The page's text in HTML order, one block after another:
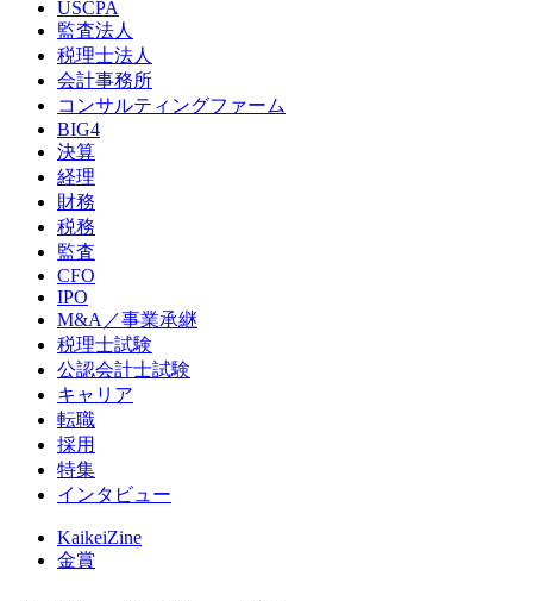
USCPA
監査法人
税理士法人
会計事務所
コンサルティングファーム
BIG4
決算
経理
財務
税務
監査
CFO
IPO
M&A／事業承継
税理士試験
公認会計士試験
キャリア
転職
採用
特集
インタビュー
KaikeiZine
金賞